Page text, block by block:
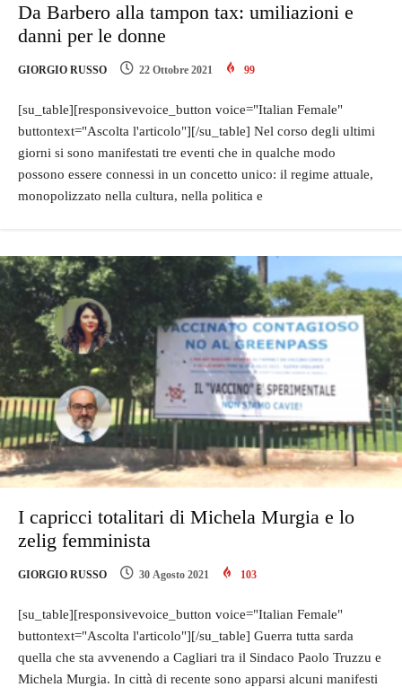
Da Barbero alla tampon tax: umiliazioni e
danni per le donne
GIORGIO RUSSO 22 Ottobre 2021 99
[su_table][responsivevoice_button voice="Italian Female"
buttontext="Ascolta l'articolo"][/su_table] Nel corso degli ultimi
giorni si sono manifestati tre eventi che in qualche modo
possono essere connessi in un concetto unico: il regime attuale,
monopolizzato nella cultura, nella politica e
I capricci totalitari di Michela Murgia e lo
zelig femminista
GIORGIO RUSSO 30 Agosto 2021 103
[su_table][responsivevoice_button voice="Italian Female"
buttontext="Ascolta l'articolo"][/su_table] Guerra tutta sarda
quella che sta avvenendo a Cagliari tra il Sindaco Paolo Truzzu e
Michela Murgia. In città di recente sono apparsi alcuni manifesti